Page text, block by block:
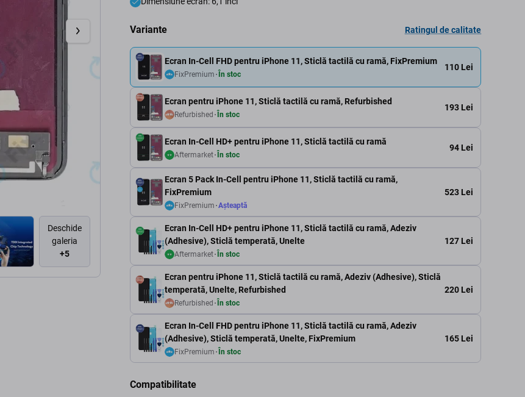
Deschide
galeria
+5
Variante Ratingul de calitate
Ecran In-Cell FHD pentru iPhone 11, Sticlă tactilă cu ramă, FixPremium
FixPremium În stoc
110 Lei
Ecran pentru iPhone 11, Sticlă tactilă cu ramă, Refurbished
Refurbished În stoc
193 Lei
Ecran In-Cell HD+ pentru iPhone 11, Sticlă tactilă cu ramă
Aftermarket În stoc
94 Lei
Ecran 5 Pack In-Cell pentru iPhone 11, Sticlă tactilă cu ramă,
FixPremium
FixPremium Așteaptă
523 Lei
Ecran In-Cell HD+ pentru iPhone 11, Sticlă tactilă cu ramă, Adeziv
(Adhesive), Sticlă temperată, Unelte
Aftermarket În stoc
127 Lei
Ecran pentru iPhone 11, Sticlă tactilă cu ramă, Adeziv (Adhesive), Sticlă
temperată, Unelte, Refurbished
Refurbished În stoc
220 Lei
Ecran In-Cell FHD pentru iPhone 11, Sticlă tactilă cu ramă, Adeziv
(Adhesive), Sticlă temperată, Unelte, FixPremium
FixPremium În stoc
165 Lei
Compatibilitate